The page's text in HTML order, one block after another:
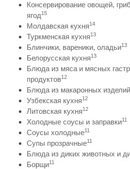
Консервирование овощей,
ягод15
Молдавская кухня14
Туркменская кухня13
Блинчики, вареники, оладьи13
Белорусская кухня13
Блюда из мяса и мясных
продуктов12
Блюда из макаронных изделий
Узбекская кухня12
Литовская кухня12
Холодные соусы и заправки11
Соусы холодные11
Супы прозрачные11
Блюда из диких животных и
Борщи11